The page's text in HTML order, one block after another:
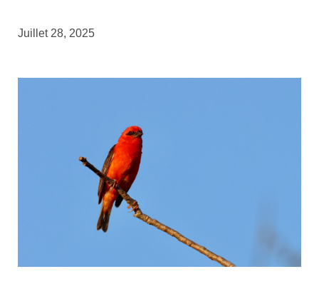
Juillet 28, 2025